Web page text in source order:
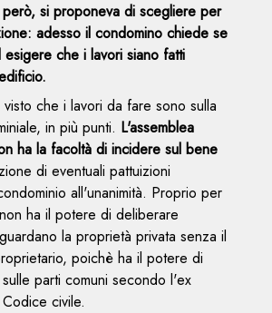
però, si proponeva di scegliere per
adesso il condomino chiede se
che i lavori siano fatti
che i lavori da fare sono sulla
in più punti. L'assemblea
ha la facoltà di incidere sul bene
di eventuali pattuizioni
all'unanimità. Proprio per
ha il potere di deliberare
la proprietà privata senza il
poichè ha il potere di
parti comuni secondo l'ex
civile.